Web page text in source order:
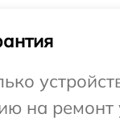
на ремонт